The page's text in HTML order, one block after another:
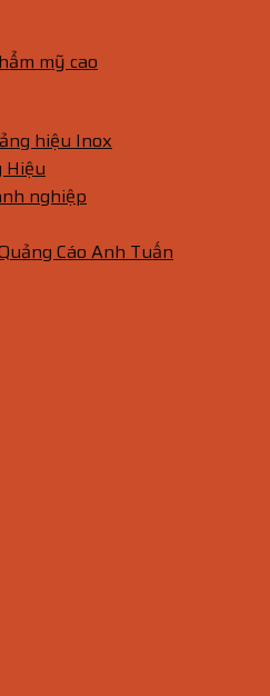
mỹ cao
hiệu Inox
Hiệu
nghiệp
Cáo Anh Tuấn